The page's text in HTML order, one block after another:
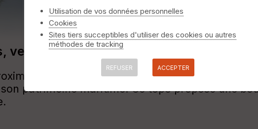
vers la cité corsaire
du barrage,Saint-Jouan-des-Guérêts
patrimoine maritime. Ce topo propose une
Utilisation de vos données personnelles
Cookies
Sites tiers succeptibles d'utiliser des cookies ou autres
méthodes de tracking
REFUSER ACCEPTER